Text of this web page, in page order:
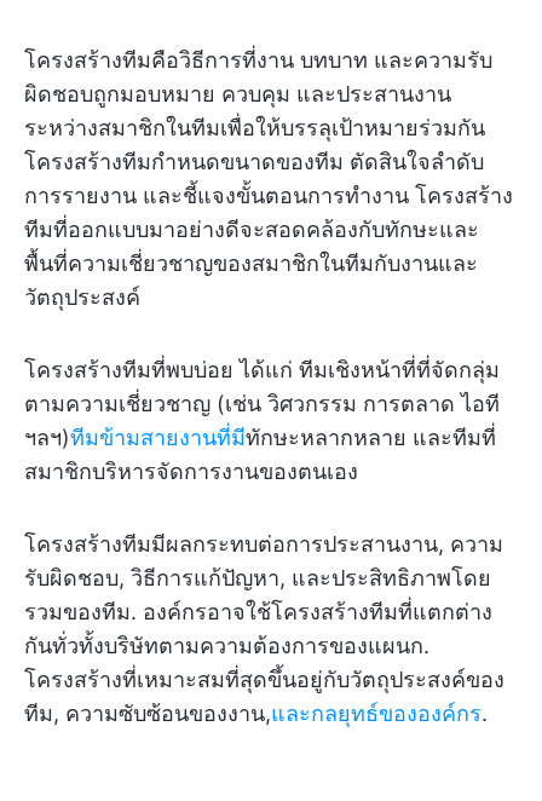
โครงสร้างทีมคือวิธีการที่งาน บทบาท และความรับ
ผิดชอบถูกมอบหมาย ควบคุม และประสานงาน
ระหว่างสมาชิกในทีมเพื่อให้บรรลุเป้าหมายร่วมกัน
โครงสร้างทีมกำหนดขนาดของทีม ตัดสินใจลำดับ
การรายงาน และชี้แจงขั้นตอนการทำงาน โครงสร้าง
ทีมที่ออกแบบมาอย่างดีจะสอดคล้องกับทักษะและ
พื้นที่ความเชี่ยวชาญของสมาชิกในทีมกับงานและ
วัตถุประสงค์
โครงสร้างทีมที่พบบ่อย ได้แก่ ทีมเชิงหน้าที่ที่จัดกลุ่ม
ตามความเชี่ยวชาญ (เช่น วิศวกรรม การตลาด ไอที
ฯลฯ)ทีมข้ามสายงานที่มีทักษะหลากหลาย และทีมที่
สมาชิกบริหารจัดการงานของตนเอง
โครงสร้างทีมมีผลกระทบต่อการประสานงาน, ความ
รับผิดชอบ, วิธีการแก้ปัญหา, และประสิทธิภาพโดย
รวมของทีม. องค์กรอาจใช้โครงสร้างทีมที่แตกต่าง
กันทั่วทั้งบริษัทตามความต้องการของแผนก.
โครงสร้างที่เหมาะสมที่สุดขึ้นอยู่กับวัตถุประสงค์ของ
ทีม, ความซับซ้อนของงาน,และกลยุทธ์ขององค์กร.